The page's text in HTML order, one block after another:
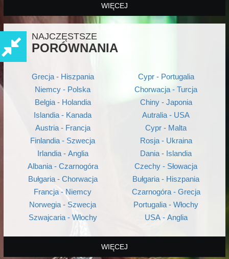
WIĘCEJ
NAJCZĘSTSZE
PORÓWNANIA
Grecja - Hiszpania
Niemcy - Polska
Belgia - Holandia
Islandia - Kanada
Austria - Francja
Finlandia - Szwecja
Irlandia - Anglia
Albania - Czarnogóra
Bułgaria - Chorwacja
Francja - Niemcy
Norwegia - Szwecja
Szwajcaria - Włochy
Cypr - Portugalia
Chorwacja - Turcja
Chiny - Japonia
Autralia - USA
Cypr - Malta
Rosja - Ukraina
Dania - Islandia
Czechy - Słowacja
Bułgaria - Hiszpania
Czarnogóra - Grecja
Portugalia - Włochy
USA - Anglia
WIĘCEJ